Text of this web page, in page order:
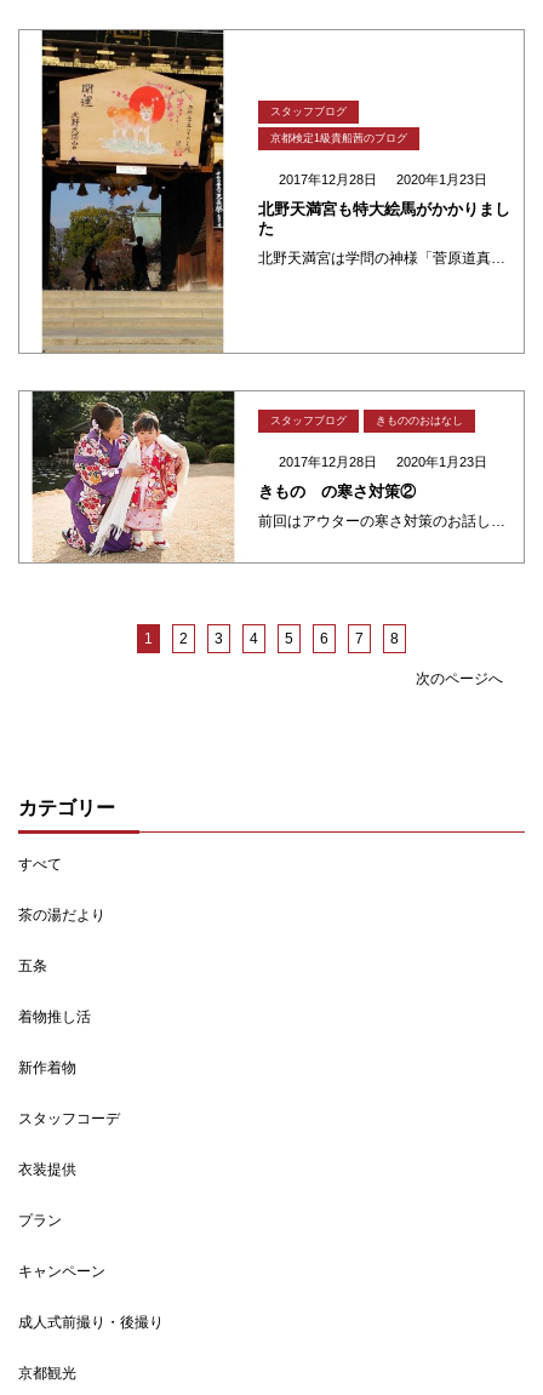
カテゴリー
すべて
茶の湯だより
五条
着物推し活
新作着物
スタッフコーデ
衣装提供
プラン
キャンペーン
成人式前撮り・後撮り
京都観光
スタッフブログ
京都検定1級貴船茜のブログ
2017年12月28日 2020年1月23日
北野天満宮も特大絵馬がかかりまし
た
北野天満宮は学問の神様「菅原道真公」をお祀りしたはる神社です。 小さい頃から受験が近づくとひたすら拝みにいきました。 全国の天満宮の総本社で学問といえばこちらです。 境内は神様のお使いの牛さんの像がたくさんあります。 昔 ・・・
スタッフブログ きもののおはなし
2017年12月28日 2020年1月23日
きもの の寒さ対策②
前回はアウターの寒さ対策のお話しでした 今回はインナーのお話しをさせて下さい レンタルで来られるお客様のほとんどが薄手の暖かインナー（下着）上下を着て来られます 薄くて暖かく、便利ですよね 黒を着られている方が多いのです ・・・
1 2 3 4 5 6 7 8
次のページへ